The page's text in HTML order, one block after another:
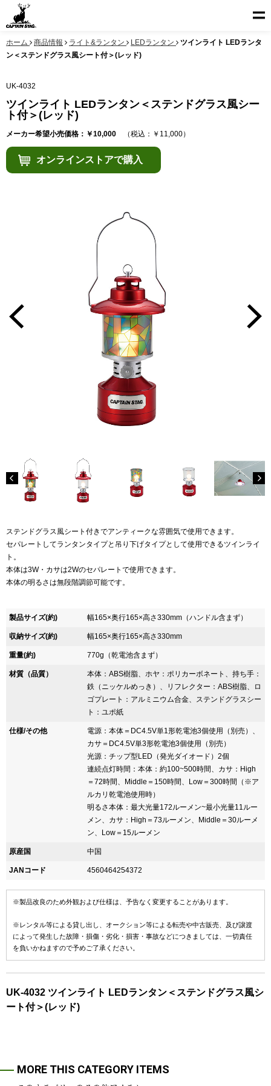
ホーム 商品情報 ライト&ランタン LEDランタン
ツインライト LEDランタ
ン＜ステンドグラス風シート付＞(レッド)
UK-4032
ツインライト LEDランタン＜ステンドグラス風シー
ト付＞(レッド)
メーカー希望小売価格：￥10,000 （税込：￥11,000）
オンラインストアで購入
ステンドグラス風シート付きでアンティークな雰囲気で使用できます。
セパレートしてランタンタイプと吊り下げタイプとして使用できるツインライ
ト。
本体は3W・カサは2Wのセパレートで使用できます。
本体の明るさは無段階調節可能です。
製品サイズ(約) 幅165×奥行165×高さ330mm（ハンドル含まず）
収納サイズ(約) 幅165×奥行165×高さ330mm
重量(約) 770g（乾電池含まず）
材質（品質）
本体：ABS樹脂、ホヤ：ポリカーボネート、持ち手：
鉄（ニッケルめっき）、リフレクター：ABS樹脂、ロ
ゴプレート：アルミニウム合金、ステンドグラスシー
ト：ユポ紙
仕様/その他
電源：本体＝DC4.5V単1形乾電池3個使用（別売）、
カサ＝DC4.5V単3形乾電池3個使用（別売）
光源：チップ型LED（発光ダイオード）2個
連続点灯時間：本体：約100~500時間、カサ：High
＝72時間、Middle＝150時間、Low＝300時間（※ア
ルカリ乾電池使用時）
明るさ本体：最大光量172ルーメン~最小光量11ルー
メン、カサ：High＝73ルーメン、Middle＝30ルーメ
ン、Low＝15ルーメン
原産国 中国
JANコード 4560464254372
※製品改良のため外観および仕様は、予告なく変更することがあります。
※レンタル等による貸し出し、オークション等による転売や中古販売、及び譲渡
によって発生した故障・損傷・劣化・損害・事故などにつきましては、一切責任
を負いかねますので予めご了承ください。
UK-4032 ツインライト LEDランタン＜ステンドグラス風シ
ート付＞(レッド)
MORE THIS CATEGORY ITEMS